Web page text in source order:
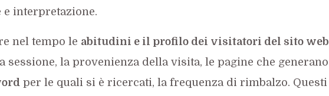
interpretazione.
nel tempo le abitudini e il profilo dei visitatori del sito web
sessione, la provenienza della visita, le pagine che generano
per le quali si è ricercati, la frequenza di rimbalzo. Questi